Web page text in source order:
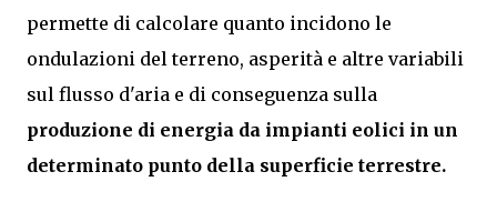
permette di calcolare quanto incidono le
ondulazioni del terreno, asperità e altre variabili
sul flusso d'aria e di conseguenza sulla
produzione di energia da impianti eolici in un
determinato punto della superficie terrestre.